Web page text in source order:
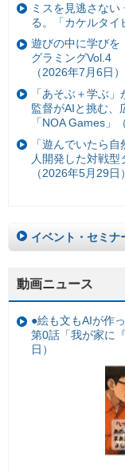
ミスを見逃さな
る。「カケルタイ
遊びの中に学びを
グラミングVol.4
（2026年7月6日）
「あそぶ＋学ぶ
監督がAIと挑む、
「NOA Games」
「遊んでいたら
人開発した対戦型
（2026年5月29日）
イベント・セミナ
動画ニュース
●絵も文もAIが作
第0話「我が家に
日）